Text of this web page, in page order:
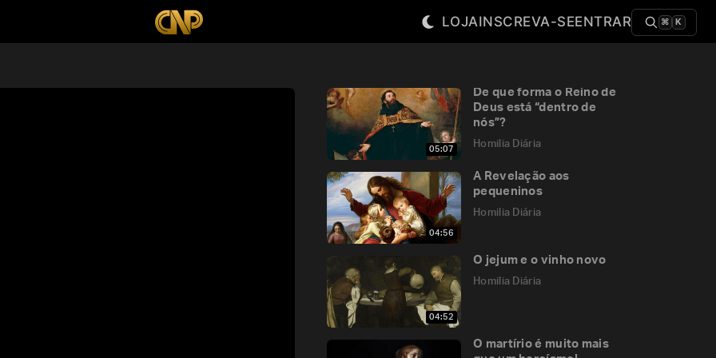
LOJAINSCREVA-SEENTRAR ⌘ K
05:07
De que forma o Reino de
Deus está “dentro de
nós”?
Homilia Diária
04:56
A Revelação aos
pequeninos
Homilia Diária
04:52
O jejum e o vinho novo
Homilia Diária
O martírio é muito mais